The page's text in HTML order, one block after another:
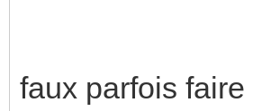
faux parfois